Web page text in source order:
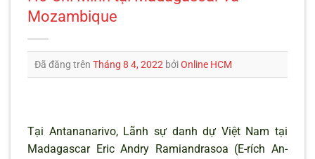
Mozambique
Đã đăng trên Tháng 8 4, 2022 bởiOnline HCM
Tại Antananarivo, Lãnh sự danh dự Việt Nam tại
Madagascar Eric Andry Ramiandrasoa (E-rích An-